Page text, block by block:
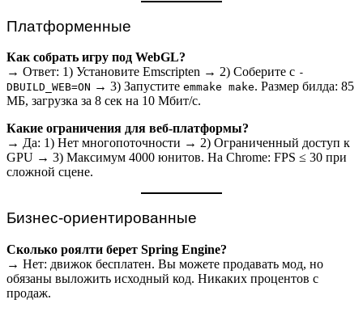
Платформенные
Как собрать игру под WebGL?
→ Ответ: 1) Установите Emscripten → 2) Соберите с -
DBUILD_WEB=ON → 3) Запустите emmake make. Размер билда: 85
МБ, загрузка за 8 сек на 10 Мбит/с.
Какие ограничения для веб-платформы?
→ Да: 1) Нет многопоточности → 2) Ограниченный доступ к
GPU → 3) Максимум 4000 юнитов. На Chrome: FPS ≤ 30 при
сложной сцене.
Бизнес-ориентированные
Сколько роялти берет Spring Engine?
→ Нет: движок бесплатен. Вы можете продавать мод, но
обязаны выложить исходный код. Никаких процентов с
продаж.